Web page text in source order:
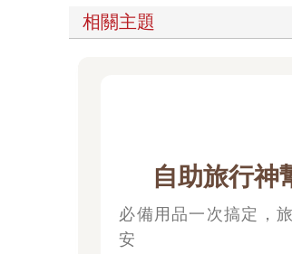
相關主題
自助旅行神
必備用品一次搞定，
安